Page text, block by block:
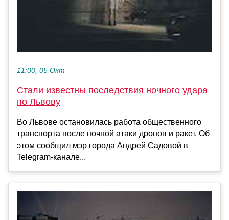
11:00, 05 Окт
Стали известны последствия ночного удара
по Львову
Во Львове остановилась работа общественного
транспорта после ночной атаки дронов и ракет. Об
этом сообщил мэр города Андрей Садовой в
Telegram-канале...